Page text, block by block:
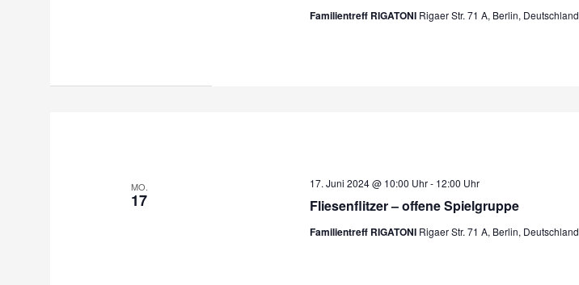
Familientreff RIGATONI Rigaer Str. 71 A, Berlin, Deutschland
MO.
17 Fliesenflitzer – offene Spielgruppe
17. Juni 2024 @ 10:00 Uhr- 12:00 Uhr
Familientreff RIGATONI Rigaer Str. 71 A, Berlin, Deutschland